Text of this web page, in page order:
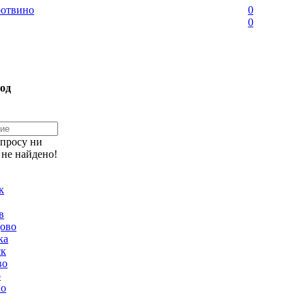
0
0
ни
найдено!